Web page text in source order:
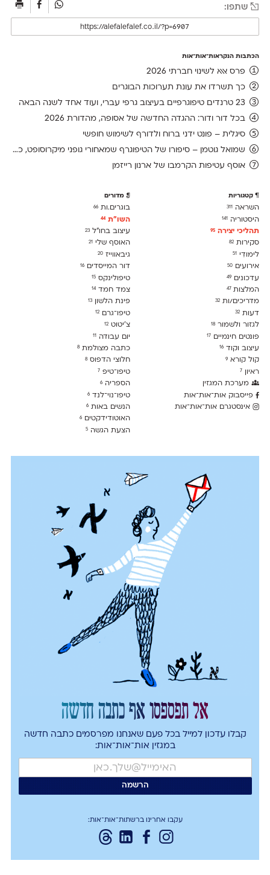
שתפו:
הכתבות הנקראות־אות־אות
פרס אאא לשינוי חברתי 2026
כך תשרדו את עונת תערוכות הבוגרים
23 טרנדים טיפוגרפיים בעיצוב גרפי עברי, ועוד אחד לשנה הבאה
בכל דור ודור: ההגדה החדשה של אסופה, מהדורת 2026
סיגלית – פונט ידני ברוח ולדורף לשימוש חופשי
שמואל גוטמן – סיפורו של הטיפוגרף שמאחורי גופני מיקרוסופט, כפי שנחשף בארכיון של נינתו
אוסף עטיפות הקרמבו של ארנון רייזמן
קטגוריות
השראה 311
היסטוריה 141
תהליכי יצירה 95
סקירות 82
לימודִי 51
אירועים 50
עדכונים 49
המלצות47
מדריכים/ות 32
דעות 32
לגזור ולשמור 18
פונטים חינמיים 17
עיצוב וקוד 16
קול קורא 9
ראיון 7
מערכת המגזין
פייסבוק אות־אות־אות
אינסטגרם אות־אות־אות
מדורים
בוגרים.ות66
השו״ת44
עיצוב בחו"ל23
האוסף שלי21
גיבאווייז20
דור המייסדים16
טיפולינקס15
צמד חמד14
פינת הלשון13
טיפו־גרם12
צ׳יטוט12
יום עבודה11
כתבה מצולמת8
חלוצי הדפוס8
טיפו־טיפ7
הספריה6
טיפו־נוי־לנד6
הנשים באות6
האוטודידקטים6
הצעת הגשה5
אל תפספסו אף כתבה חדשה
קבלו עדכון למייל בכל פעם שאנחנו מפרסמים כתבה חדשה
במגזין אות־אות־אות:
עקבו אחרינו ברשתות־אות־אות: